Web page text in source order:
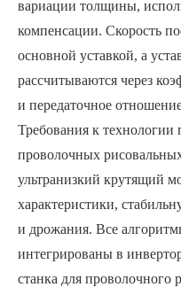
вариации толщины,
компенсации. Скорость
основной уставкой, а
рассчитываются через
и передаточное
Требования к технологии
проволочных
ультранизкий крутящий
характеристики,
и дрожания. Все
интегрированы в
станка для проволочного